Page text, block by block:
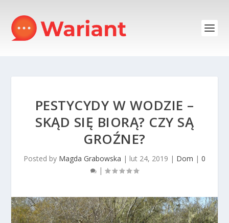
PESTYCYDY W WODZIE –
SKĄD SIĘ BIORĄ? CZY SĄ
GROŹNE?
Posted by Magda Grabowska | lut 24, 2019 | Dom | 0
|